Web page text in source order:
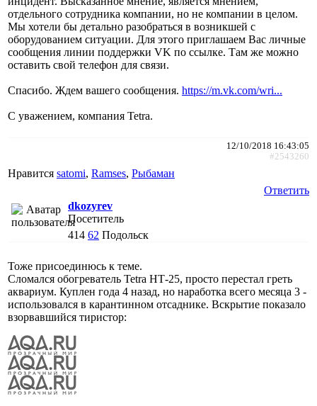
отдельного сотрудника компании, но не компании в целом.
Мы хотели бы детально разобраться в возникшей с
оборудованием ситуации. Для этого приглашаем Вас личные
сообщения линии поддержки VK по ссылке. Там же можно
оставить свой телефон для связи.
Спасибо. Ждем вашего сообщения. https://m.vk.com/wri...
С уважением, компания Tetra.
12/10/2018 16:43:05
#2543260
Нравится satomi, Ramses, Рыбаман
Ответить
dkozyrev
Посетитель
414 62 Подольск
Тоже присоединюсь к теме.
Сломался обогреватель Tetra НТ-25, просто перестал греть
аквариум. Куплен года 4 назад, но наработка всего месяца 3 -
использовался в карантинном отсаднике. Вскрытие показало
взорвавшийся тиристор: